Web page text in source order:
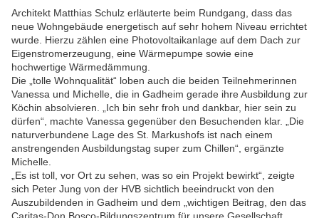
Architekt Matthias Schulz erläuterte beim Rundgang, dass das
neue Wohngebäude energetisch auf sehr hohem Niveau errichtet
wurde. Hierzu zählen eine Photovoltaikanlage auf dem Dach zur
Eigenstromerzeugung, eine Wärmepumpe sowie eine
hochwertige Wärmedämmung.
Die „tolle Wohnqualität“ loben auch die beiden Teilnehmerinnen
Vanessa und Michelle, die in Gadheim gerade ihre Ausbildung zur
Köchin absolvieren. „Ich bin sehr froh und dankbar, hier sein zu
dürfen“, machte Vanessa gegenüber den Besuchenden klar. „Die
naturverbundene Lage des St. Markushofs ist nach einem
anstrengenden Ausbildungstag super zum Chillen“, ergänzte
Michelle.
„Es ist toll, vor Ort zu sehen, was so ein Projekt bewirkt“, zeigte
sich Peter Jung von der HVB sichtlich beeindruckt von den
Auszubildenden in Gadheim und dem „wichtigen Beitrag, den das